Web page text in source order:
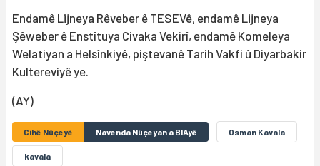
Endamê Lijneya Rêveber ê TESEVê, endamê Lijneya
Şêweber ê Enstîtuya Civaka Vekirî, endamê Komeleya
Welatiyan a Helsînkiyê, piştevanê Tarih Vakfi û Diyarbakir
Kultereviyê ye.
(AY)
Cihê Nûçeyê Navenda Nûçeyan a BIAyê Osman Kavala
kavala